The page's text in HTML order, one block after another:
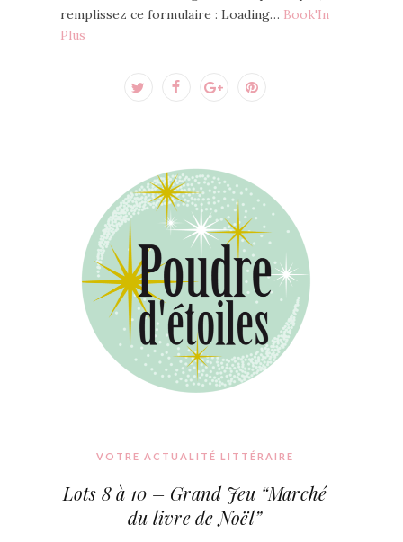
remplissez ce formulaire : Loading… Book'In
Plus
VOTRE ACTUALITÉ LITTÉRAIRE
Lots 8 à 10 – Grand Jeu “Marché
du livre de Noël”